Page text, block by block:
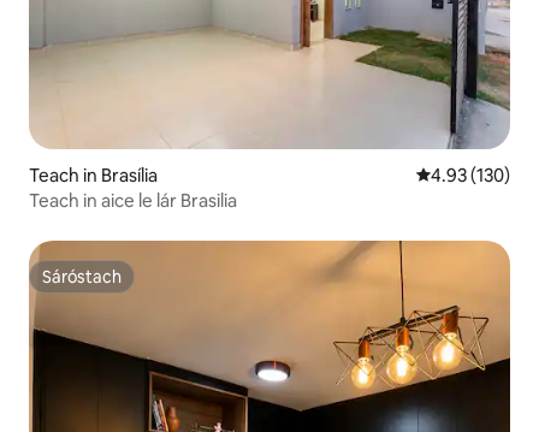
Teach in Brasília Meánrátáil
4.93 (130)
Teach in aice le lár Brasilia
Sáróstach
Sáróstach